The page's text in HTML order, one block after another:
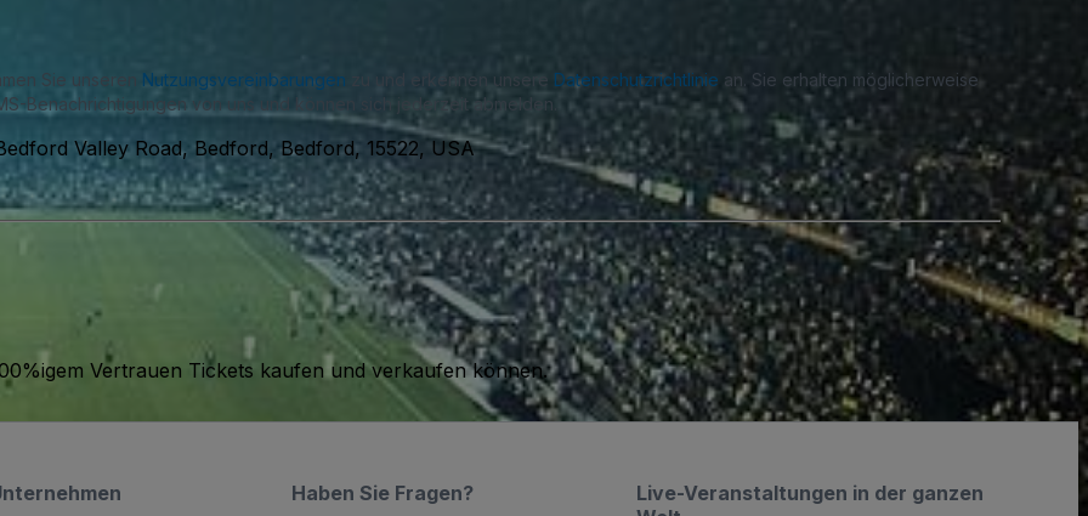
Sie unseren Nutzungsvereinbarungen zu und erkennen unsere Datenschutzrichtlinie an. Sie erhalten möglicherweise
Benachrichtigungen von uns und können sich jederzeit abmelden.
Valley Road, Bedford, Bedford, 15522, USA
Vertrauen Tickets kaufen und verkaufen können.
Live-Veranstaltungen in der ganzen
Haben Sie Fragen?